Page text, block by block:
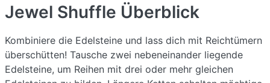
Jewel Shuffle Überblick
Kombiniere die Edelsteine und lass dich mit Reichtümern
überschütten! Tausche zwei nebeneinander liegende
Edelsteine, um Reihen mit drei oder mehr gleichen